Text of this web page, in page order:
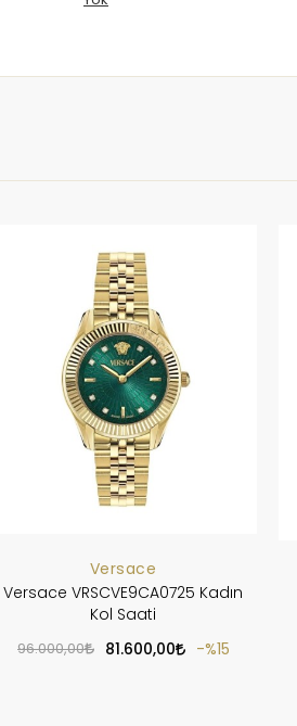
Versace
Versace VRSCVE9CA0725 Kadın
Kol Saati
96.000,00 81.600,00 %15